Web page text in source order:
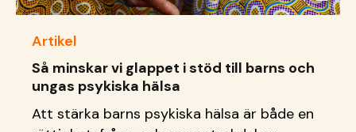
Artikel
Så minskar vi glappet i stöd till barns och
ungas psykiska hälsa
Att stärka barns psykiska hälsa är både en